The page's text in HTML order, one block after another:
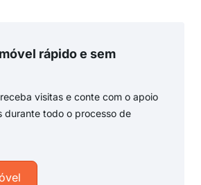
rápido e sem
visitas e conte com o apoio
durante todo o processo de